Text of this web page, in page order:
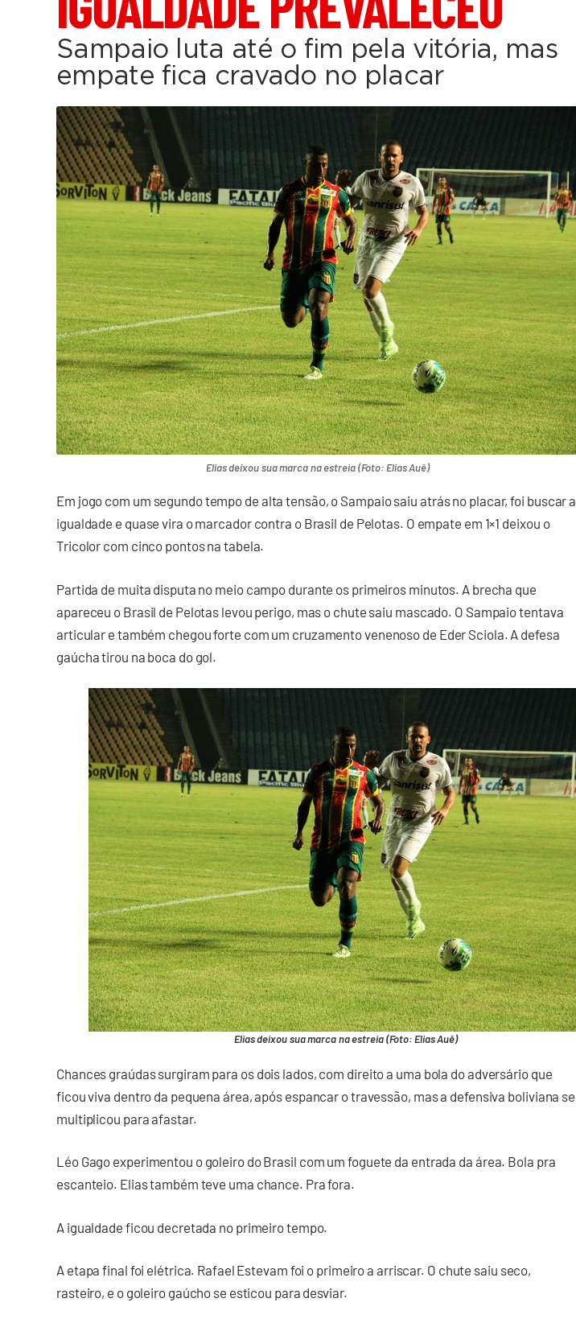
Sampaio luta até o fim pela vitória, mas
empate fica cravado no placar
Elias deixou sua marca na estreia (Foto: Elias Auê)
Em jogo com um segundo tempo de alta tensão, o Sampaio saiu atrás no placar, foi buscar a
igualdade e quase vira o marcador contra o Brasil de Pelotas. O empate em 1×1 deixou o
Tricolor com cinco pontos na tabela.
Partida de muita disputa no meio campo durante os primeiros minutos. A brecha que
apareceu o Brasil de Pelotas levou perigo, mas o chute saiu mascado. O Sampaio tentava
articular e também chegou forte com um cruzamento venenoso de Eder Sciola. A defesa
gaúcha tirou na boca do gol.
Elias deixou sua marca na estreia (Foto: Elias Auê)
Chances graúdas surgiram para os dois lados, com direito a uma bola do adversário que
ficou viva dentro da pequena área, após espancar o travessão, mas a defensiva boliviana se
multiplicou para afastar.
Léo Gago experimentou o goleiro do Brasil com um foguete da entrada da área. Bola pra
escanteio. Elias também teve uma chance. Pra fora.
A igualdade ficou decretada no primeiro tempo.
A etapa final foi elétrica. Rafael Estevam foi o primeiro a arriscar. O chute saiu seco,
rasteiro, e o goleiro gaúcho se esticou para desviar.